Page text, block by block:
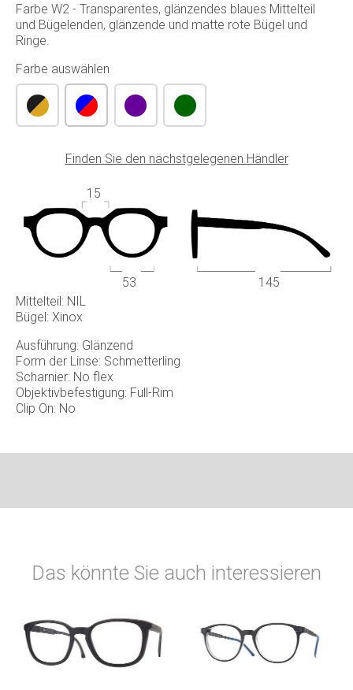
Mittelteil: NIL
Bügel: Xinox
Ausführung: Glänzend
Form der Linse: Schmetterling
Scharnier: No flex
Objektivbefestigung: Full-Rim
Clip On: No
Farbe W2 - Transparentes, glänzendes blaues Mittelteil
und Bügelenden, glänzende und matte rote Bügel und
Ringe.
Farbe auswählen
Finden Sie den nächstgelegenen Händler
53
15
145
Das könnte Sie auch interessieren